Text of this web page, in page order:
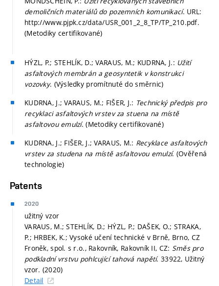
demoličních materiálů do pozemních komunikací. URL:
http://www.pjpk.cz/data/USR_001_2_8_TP/TP_210.pdf.
(Metodiky certifikované)
HÝZL, P.; STEHLÍK, D.; VARAUS, M.; KUDRNA, J.: Užití
asfaltových membrán a geosyntetik v konstrukci
vozovky. (Výsledky promítnuté do směrnic)
KUDRNA, J.; VARAUS, M.; FIŠER, J.: Technický předpis pro
recyklaci asfaltových vrstev za stuena na místě
asfaltovou emulzí. (Metodiky certifikované)
KUDRNA, J.; FIŠER, J.; VARAUS, M.: Recyklace asfaltových
vrstev za studena na místě asfaltovou emulzí. (Ověřená
technologie)
Patents
2020
užitný vzor
VARAUS, M.; STEHLÍK, D.; HÝZL, P.; DAŠEK, O.; STRAKA,
P.; HRBEK, K.; Vysoké učení technické v Brně, Brno, CZ
Froněk, spol. s r.o., Rakovník, Rakovník II, CZ: Směs pro
podkladní vrstvu pohlcující tahová napětí. 33922, Užitný
vzor. (2020)
Detail